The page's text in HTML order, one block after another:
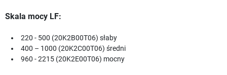
Skala mocy LF:
220 - 500 (20K2B00T06) słaby
400 – 1000 (20K2C00T06) średni
960 - 2215 (20K2E00T06) mocny